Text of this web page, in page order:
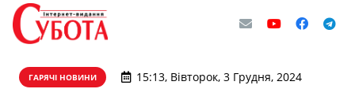
ГАРЯЧІ НОВИНИ 15:13, Вівторок, 3 Грудня, 2024